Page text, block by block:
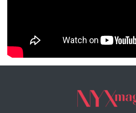
NYXmag 2. Yaş Kutlama Etkinliği